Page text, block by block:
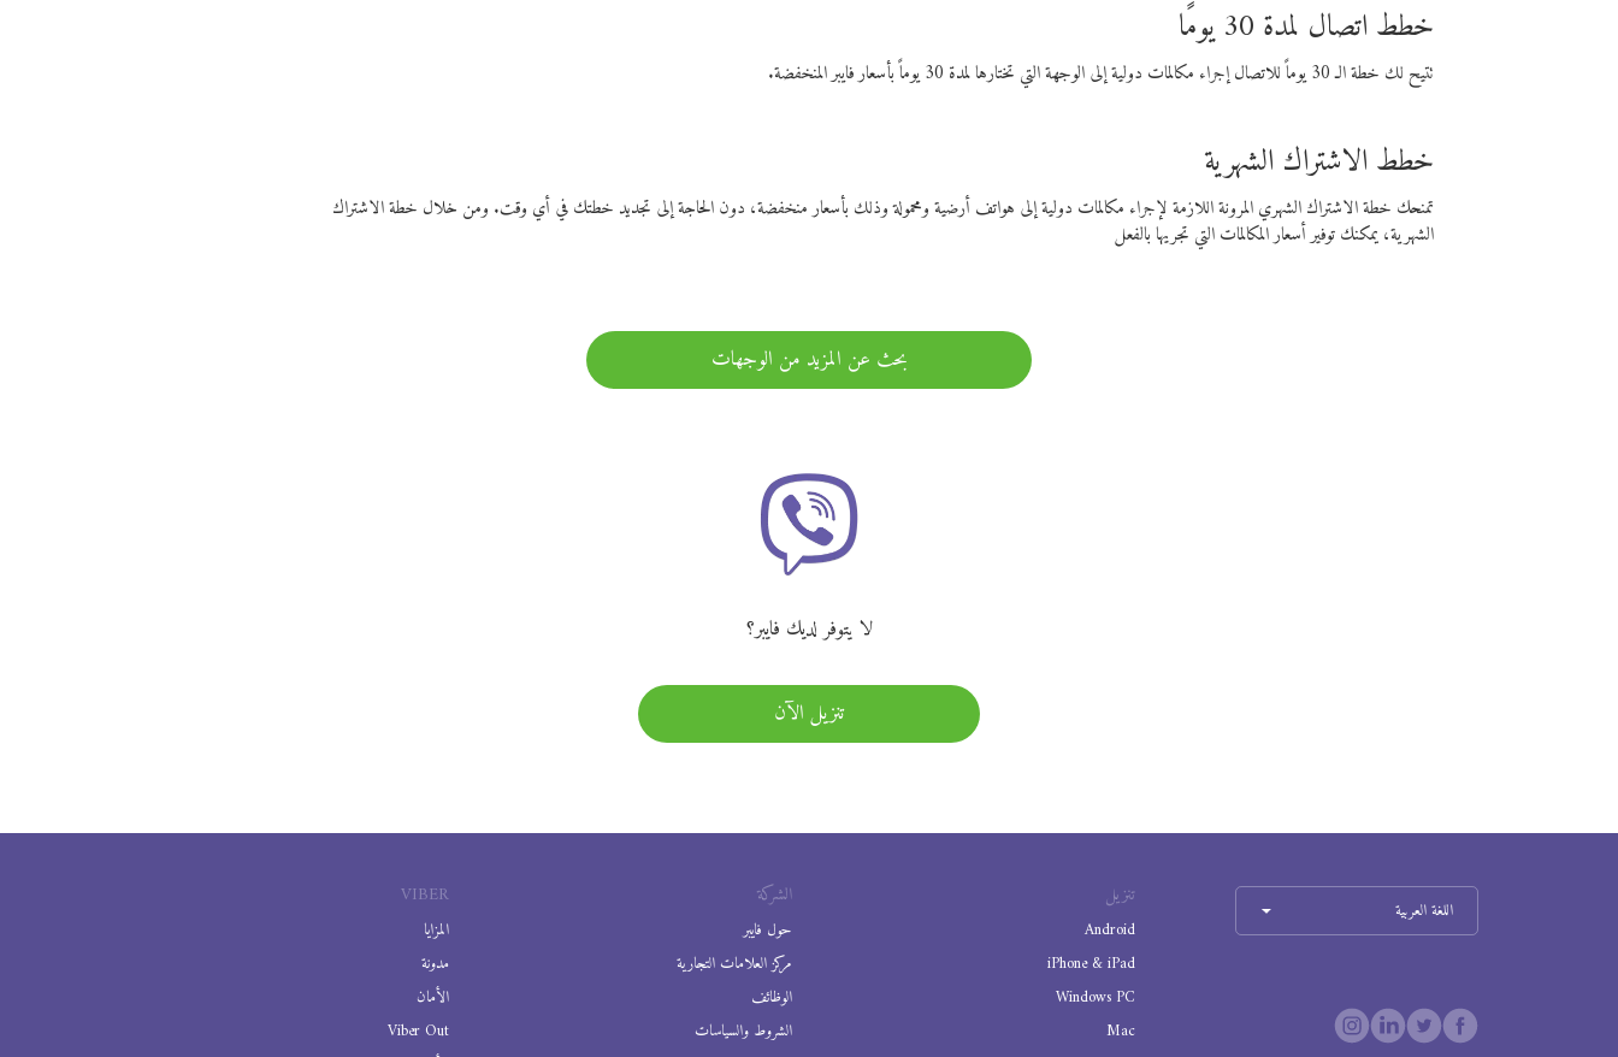
خطط اتصال لمدة 30 يومًا
تتيح لك خطة الـ 30 يوماً للاتصال إجراء مكالمات دولية إلى الوجهة التي تختارها لمدة 30 يوماً بأسعار فايبر المنخفضة.
خطط الاشتراك الشهرية
تمنحك خطة الاشتراك الشهري المرونة اللازمة لإجراء مكالمات دولية إلى هواتف أرضية ومحمولة وذلك بأسعار منخفضة، دون الحاجة إلى تجديد خطتك في أي وقت. ومن خلال خطة الاشتراك
الشهرية، يمكنك توفير أسعار المكالمات التي تجريها بالفعل
بحث عن المزيد من الوجهات
لا يتوفر لديك فايبر؟
تنزيل الآن
VIBER
المزايا
مدونة
الأمان
Viber Out
الشركة
حول فايبر
مركز العلامات التجارية
الوظائف
الشروط والسياسات
تنزيل
Android
iPhone & iPad
Windows PC
Mac
اللغة العربية